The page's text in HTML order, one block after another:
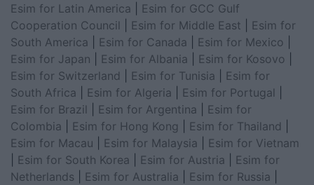
Esim for Latin America
Esim for GCC Gulf
Cooperation Council
Esim for Middle East
Esim for
South America
Esim for Canada Esim for Mexico
Esim for Japan
Esim for Albania Esim for Kosovo
Esim for Switzerland
Esim for Tunisia
Esim for
South Africa
Esim for Algeria Esim for Portugal
Esim for Brazil
Esim for Argentina
Esim for
Colombia
Esim for Hong Kong Esim for Thailand
Esim for Macau
Esim for Malaysia
Esim for Vietnam
Esim for South Korea Esim for Austria
Esim for
Netherlands
Esim for Australia Esim for Russia